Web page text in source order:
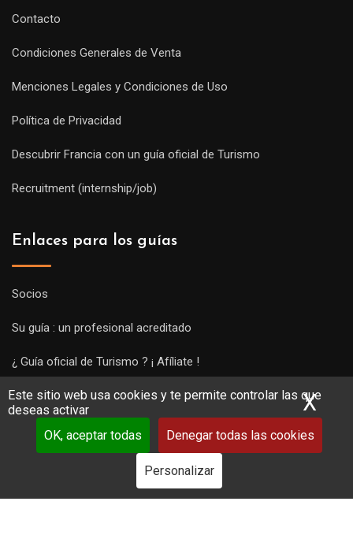
Este sitio web usa cookies y te permite controlar las que
deseas activar
OK, aceptar todas
Denegar todas las cookies
Personalizar
X
Contacto
Condiciones Generales de Venta
Menciones Legales y Condiciones de Uso
Política de Privacidad
Descubrir Francia con un guía oficial de Turismo
Recruitment (internship/job)
Enlaces para los guías
Socios
Su guía : un profesional acreditado
¿ Guía oficial de Turismo ? ¡ Afíliate !
Subir una visita y empezar a trabajar !